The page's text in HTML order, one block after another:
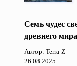
Семь чудес
древнего мира
Автор: Terra-Z
26.08.2025